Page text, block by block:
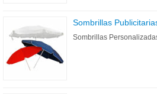
Sombrillas
Sombrillas